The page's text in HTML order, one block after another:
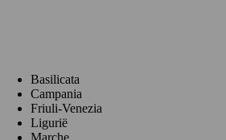
Basilicata
Campania
Friuli-Venezia
Ligurië
Marche